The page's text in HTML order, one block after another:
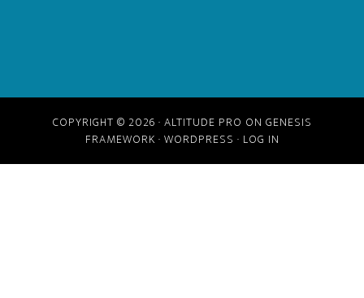
COPYRIGHT © 2026 · ALTITUDE PRO ON GENESIS
FRAMEWORK · WORDPRESS · LOG IN